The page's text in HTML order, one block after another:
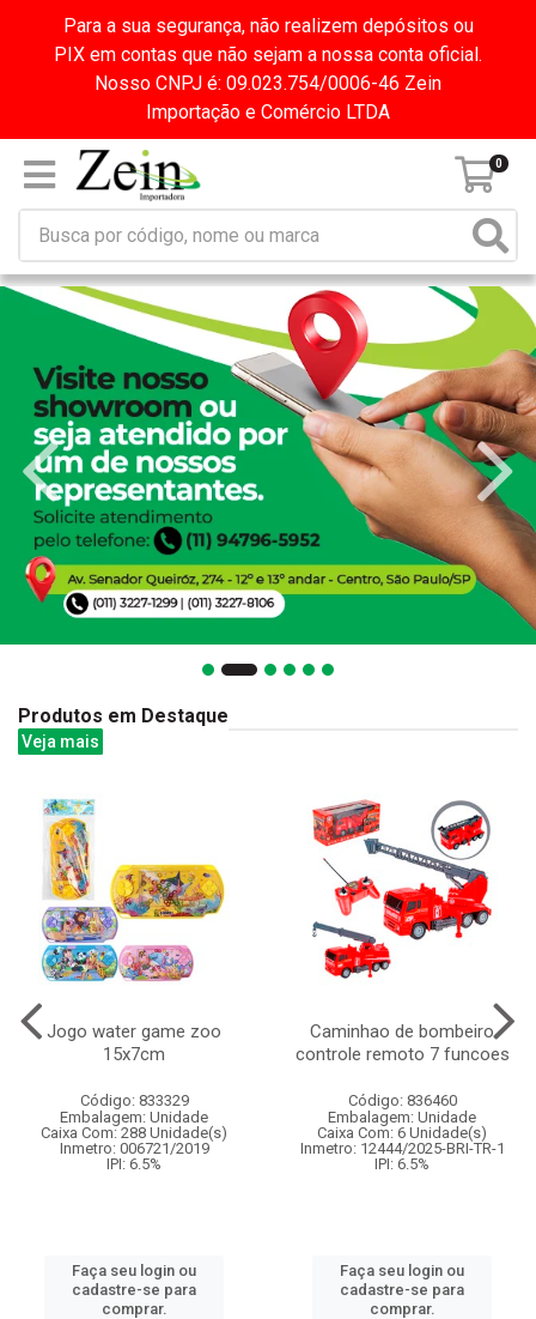
Para a sua segurança, não realizem depósitos ou
PIX em contas que não sejam a nossa conta oficial.
Nosso CNPJ é: 09.023.754/0006-46 Zein
Importação e Comércio LTDA
0
Produtos em Destaque
Veja mais
Jogo water game zoo
15x7cm
Código: 833329
Embalagem: Unidade
Caixa Com: 288 Unidade(s)
Inmetro: 006721/2019
IPI: 6.5%
Faça seu login ou
cadastre-se para
comprar.
Caminhao de bombeiro
controle remoto 7 funcoes
Código: 836460
Embalagem: Unidade
Caixa Com: 6 Unidade(s)
Inmetro: 12444/2025-BRI-TR-1
IPI: 6.5%
Faça seu login ou
cadastre-se para
comprar.